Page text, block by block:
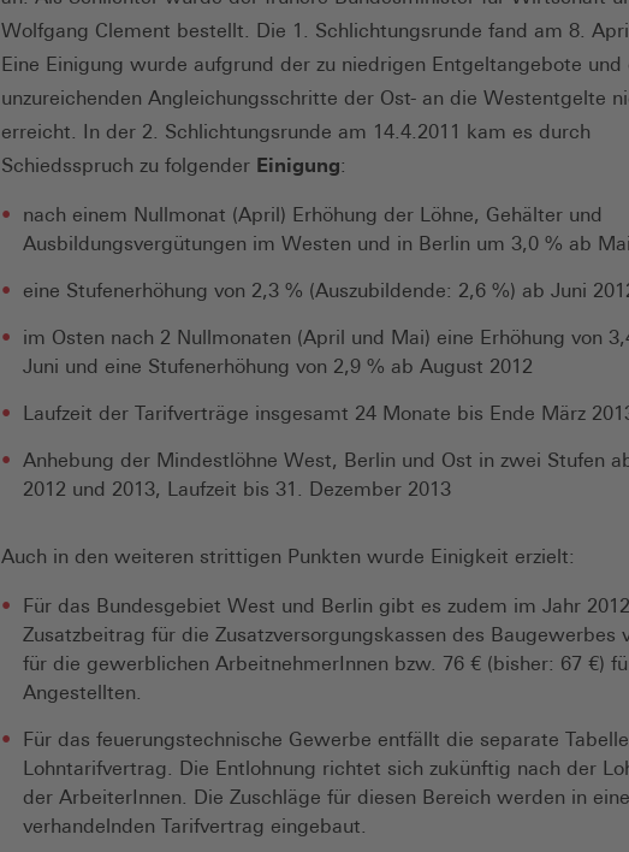
Wolfgang Clement bestellt. Die 1. Schlichtungsrunde fand am 8.
Eine Einigung wurde aufgrund der zu niedrigen Entgeltangebote und
unzureichenden Angleichungsschritte der Ost- an die Westentgelte
erreicht. In der 2. Schlichtungsrunde am 14.4.2011 kam es durch
Schiedsspruch zu folgender Einigung:
nach einem Nullmonat (April) Erhöhung der Löhne, Gehälter und
Ausbildungsvergütungen im Westen und in Berlin um 3,0 % ab
eine Stufenerhöhung von 2,3 % (Auszubildende: 2,6 %) ab Juni
im Osten nach 2 Nullmonaten (April und Mai) eine Erhöhung von
Juni und eine Stufenerhöhung von 2,9 % ab August 2012
Laufzeit der Tarifverträge insgesamt 24 Monate bis Ende März
Anhebung der Mindestlöhne West, Berlin und Ost in zwei Stufen
2012 und 2013, Laufzeit bis 31. Dezember 2013
Auch in den weiteren strittigen Punkten wurde Einigkeit erzielt:
Für das Bundesgebiet West und Berlin gibt es zudem im Jahr
Zusatzbeitrag für die Zusatzversorgungskassen des Baugewerbes
für die gewerblichen ArbeitnehmerInnen bzw. 76 € (bisher: 67 €)
Angestellten.
Für das feuerungstechnische Gewerbe entfällt die separate
Lohntarifvertrag. Die Entlohnung richtet sich zukünftig nach der
der ArbeiterInnen. Die Zuschläge für diesen Bereich werden in
verhandelnden Tarifvertrag eingebaut.